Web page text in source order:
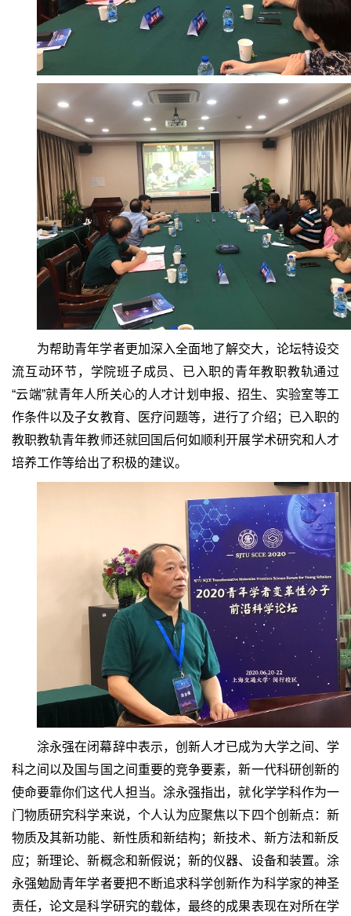
为帮助青年学者更加深入全面地了解交大，论坛特设交
流互动环节，学院班子成员、已入职的青年教职教轨通过
“云端”就青年人所关心的人才计划申报、招生、实验室等工
作条件以及子女教育、医疗问题等，进行了介绍；已入职的
教职教轨青年教师还就回国后何如顺利开展学术研究和人才
培养工作等给出了积极的建议。
涂永强在闭幕辞中表示，创新人才已成为大学之间、学
科之间以及国与国之间重要的竞争要素，新一代科研创新的
使命要靠你们这代人担当。涂永强指出，就化学学科作为一
门物质研究科学来说，个人认为应聚焦以下四个创新点：新
物质及其新功能、新性质和新结构；新技术、新方法和新反
应；新理论、新概念和新假说；新的仪器、设备和装置。涂
永强勉励青年学者要把不断追求科学创新作为科学家的神圣
责任，论文是科学研究的载体，最终的成果表现在对所在学